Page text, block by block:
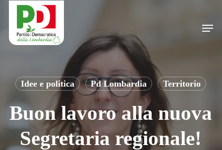
content
Menu
Idee e politica Pd Lombardia Territorio
Buon lavoro alla nuova
Segretaria regionale!